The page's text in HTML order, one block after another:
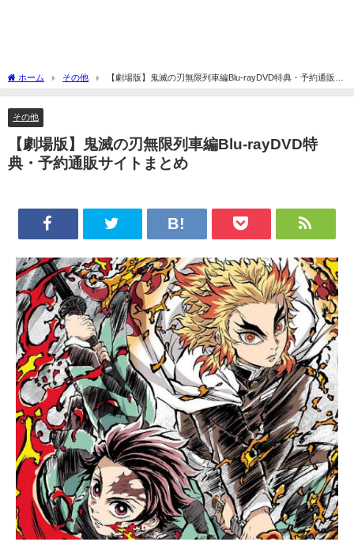
ホーム その他
【劇場版】鬼滅の刃無限列車編Blu-rayDVD特典・予約通販サ
イトまとめ
その他
【劇場版】鬼滅の刃無限列車編Blu-rayDVD特
典・予約通販サイトまとめ